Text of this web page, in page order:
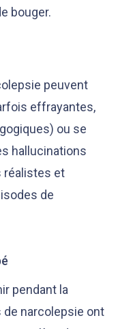
bouger.
peuvent
effrayantes,
ou se
hallucinations
réalistes et
de
pendant la
narcolepsie ont